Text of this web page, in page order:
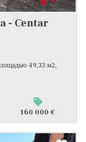
- Centar
49,33 м2,
160 000 €